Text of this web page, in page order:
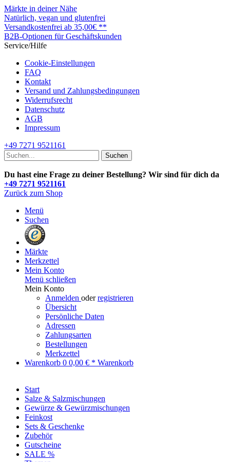
Märkte in deiner Nähe
Natürlich, vegan und glutenfrei
Versandkostenfrei ab 35,00€ **
B2B-Optionen für Geschäftskunden
Service/Hilfe
Cookie-Einstellungen
FAQ
Kontakt
Versand und Zahlungsbedingungen
Widerrufsrecht
Datenschutz
AGB
Impressum
+49 7271 9521161
Suchen
Du hast eine Frage zu deiner Bestellung? Wir sind für dich da
+49 7271 9521161
Zurück zum Shop
Menü
Suchen
Märkte
Merkzettel
Mein Konto
Menü schließen
Mein Konto
Anmelden oderregistrieren
Übersicht
Persönliche Daten
Adressen
Zahlungsarten
Bestellungen
Merkzettel
Warenkorb 0 0,00 € * Warenkorb
Start
Salze & Salzmischungen
Gewürze & Gewürzmischungen
Feinkost
Sets & Geschenke
Zubehör
Gutscheine
SALE %